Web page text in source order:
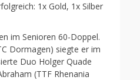
1x Gold, 1x Silber
im Senioren 60-Doppel.
Dormagen) siegte er im
Duo Holger Quade
(TTF Rhenania